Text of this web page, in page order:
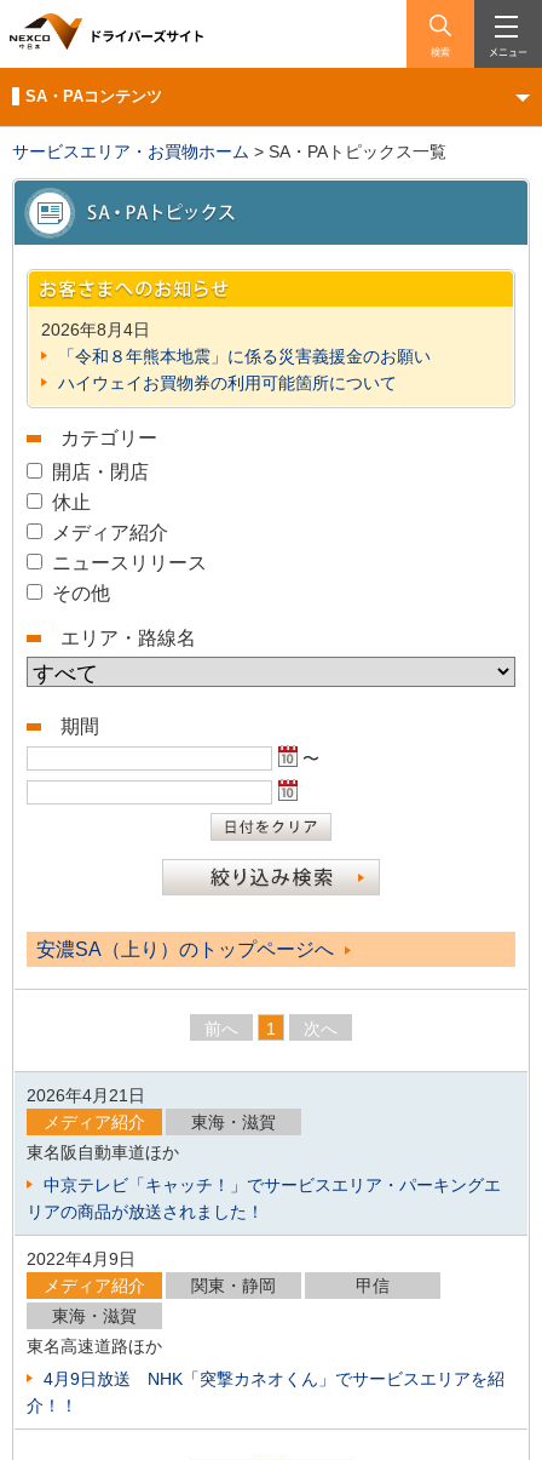
検索 メニュー
SA・PAコンテンツ
サービスエリア・お買物ホーム > SA・PAトピックス一覧
2026年8月4日
「令和８年熊本地震」に係る災害義援金のお願い
ハイウェイお買物券の利用可能箇所について
カテゴリー
開店・閉店
休止
メディア紹介
ニュースリリース
その他
エリア・路線名
期間
〜
安濃SA（上り）のトップページへ
前へ 1 次へ
2026年4月21日
メディア紹介
東海・滋賀
東名阪自動車道ほか
中京テレビ「キャッチ！」でサービスエリア・パーキングエ
リアの商品が放送されました！
2022年4月9日
メディア紹介
関東・静岡
甲信
東海・滋賀
東名高速道路ほか
4月9日放送 NHK「突撃カネオくん」でサービスエリアを紹
介！！